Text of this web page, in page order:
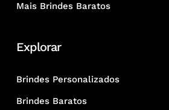
Mais Brindes Baratos
Explorar
Brindes Personalizados
Brindes Baratos